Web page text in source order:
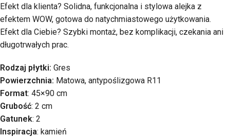
Efekt dla klienta? Solidna, funkcjonalna i stylowa alejka z
efektem WOW, gotowa do natychmiastowego użytkowania.
Efekt dla Ciebie? Szybki montaż, bez komplikacji, czekania ani
długotrwałych prac.
Rodzaj płytki: Gres
Powierzchnia: Matowa, antypoślizgowa R11
Format: 45×90 cm
Grubość: 2 cm
Gatunek: 2
Inspiracja: kamień